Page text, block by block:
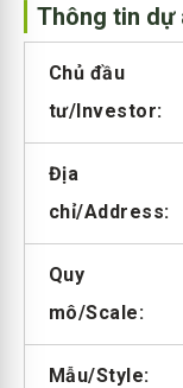
Thông tin dự
Chủ đầu
tư/Investor:
Địa
chỉ/Address:
Quy
mô/Scale:
Mẫu/Style: